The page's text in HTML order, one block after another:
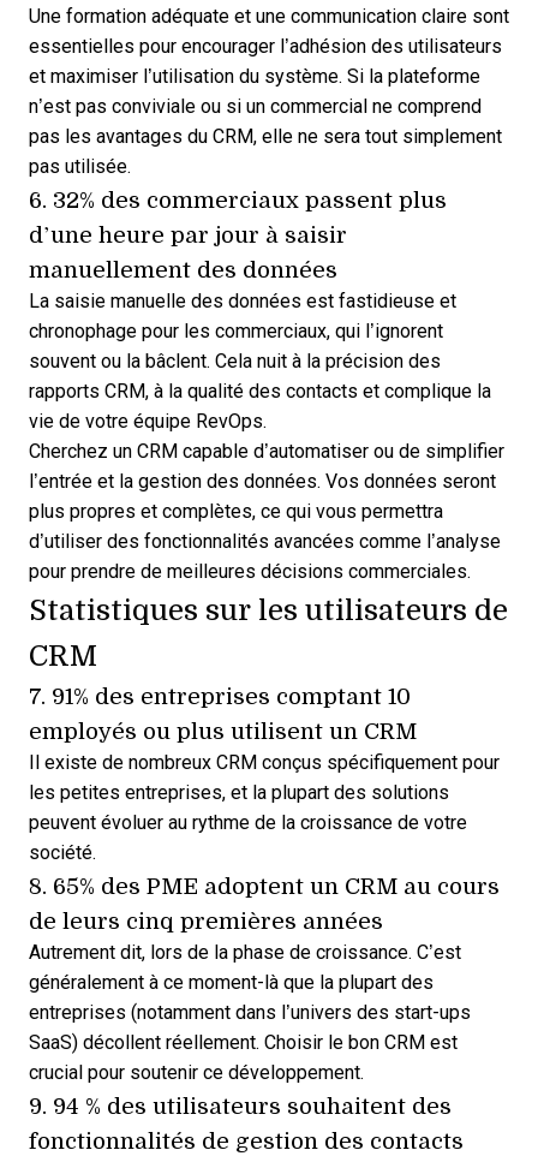
Une formation adéquate et une communication claire sont
essentielles pour encourager l’adhésion des utilisateurs
et maximiser l’utilisation du système. Si la plateforme
n’est pas conviviale ou si un commercial ne comprend
pas les avantages du CRM, elle ne sera tout simplement
pas utilisée.
6. 32% des commerciaux passent plus
d’une heure par jour à saisir
manuellement des données
La saisie manuelle des données est fastidieuse et
chronophage pour les commerciaux, qui l’ignorent
souvent ou la bâclent. Cela nuit à la précision des
rapports CRM, à la qualité des contacts et complique la
vie de votre équipe RevOps.
Cherchez un CRM capable d’automatiser ou de simplifier
l’entrée et la gestion des données. Vos données seront
plus propres et complètes, ce qui vous permettra
d’utiliser des fonctionnalités avancées comme l’analyse
pour prendre de meilleures décisions commerciales.
Statistiques sur les utilisateurs de
CRM
7. 91% des entreprises comptant 10
employés ou plus utilisent un CRM
Il existe de nombreux CRM conçus spécifiquement pour
les petites entreprises, et la plupart des solutions
peuvent évoluer au rythme de la croissance de votre
société.
8. 65% des PME adoptent un CRM au cours
de leurs cinq premières années
Autrement dit, lors de la phase de croissance. C’est
généralement à ce moment-là que la plupart des
entreprises (notamment dans l’univers des start-ups
SaaS) décollent réellement. Choisir le bon CRM est
crucial pour soutenir ce développement.
9. 94 % des utilisateurs souhaitent des
fonctionnalités de gestion des contacts